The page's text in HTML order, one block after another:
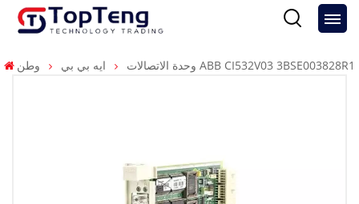
وطن ايه بي بي وحدة الاتصالات ABB CI532V03 3BSE003828R1